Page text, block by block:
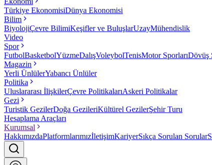
Türkiye EkonomisiDünya Ekonomisi
Bilim
BiyolojiÇevre BilimiKeşifler ve BuluşlarUzayMühendislik
Video
Spor
FutbolBasketbolYüzmeDalışVoleybolTenisMotor SporlarıDövüş
Magazin
Yerli ÜnlülerYabancı Ünlüler
Politika
Uluslararası İlişkilerÇevre PolitikalarıAskeri Politikalar
Gezi
Turistik GezilerDoğa GezileriKültürel GezilerŞehir Turu
Hesaplama Araçları
Kurumsal
HakkımızdaPlatformlarımızİletişimKariyerSıkça Sorulan Sorular